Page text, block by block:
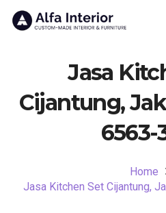
Jasa
Cijantung,
6563-
Home
Jasa Kitchen Set Cijantung,